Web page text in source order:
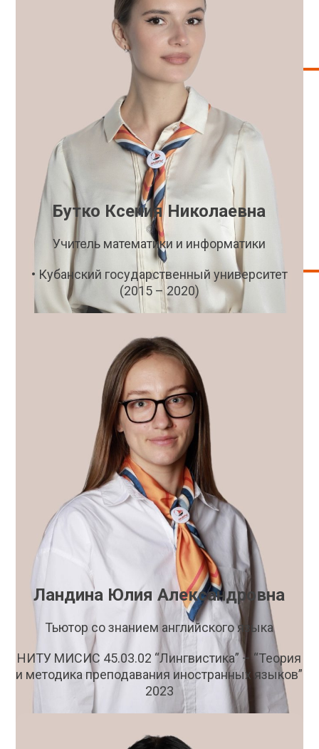
Бутко Ксения Николаевна
Учитель математики и информатики
• Кубанский государственный университет
(2015 – 2020)
Ландина Юлия Александровна
Тьютор со знанием английского языка
НИТУ МИСИС 45.03.02 “Лингвистика” – “Теория
и методика преподавания иностранных языков”
2023